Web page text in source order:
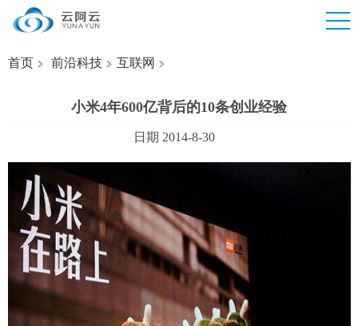
首页 前沿科技 互联网
小米4年600亿背后的10条创业经验
日期 2014-8-30